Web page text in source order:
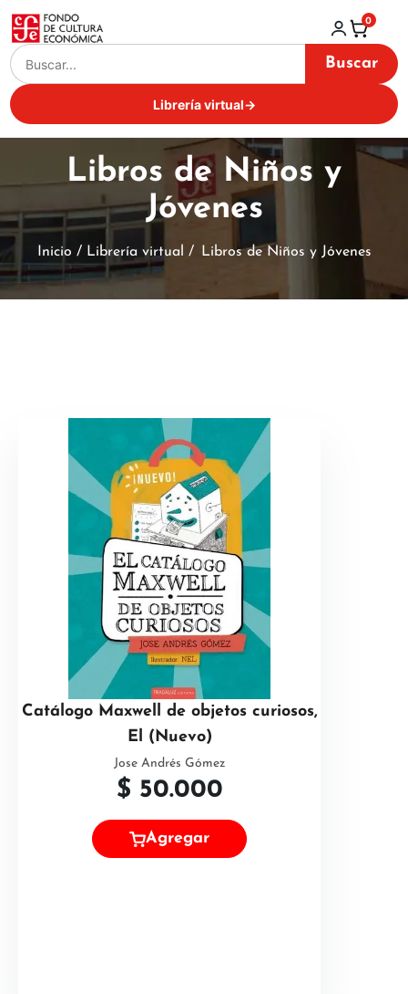
Buscar
Librería virtual→
0
Libros de Niños y
Jóvenes
Inicio / Librería virtual / Libros de Niños y Jóvenes
Catálogo Maxwell de objetos curiosos,
El (Nuevo)
Jose Andrés Gómez
$ 50.000
Agregar